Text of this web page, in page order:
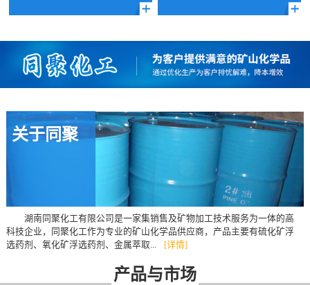
关于同聚
湖南同聚化工有限公司是一家集销售及矿物加工技术服务为一体的高
科技企业，同聚化工作为专业的矿山化学品供应商，产品主要有硫化矿浮
选药剂、氧化矿浮选药剂、金属萃取...
[详情]
产品与市场